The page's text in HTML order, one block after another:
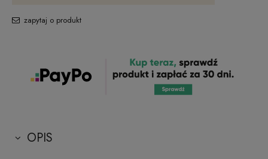
zapytaj o produkt
OPIS